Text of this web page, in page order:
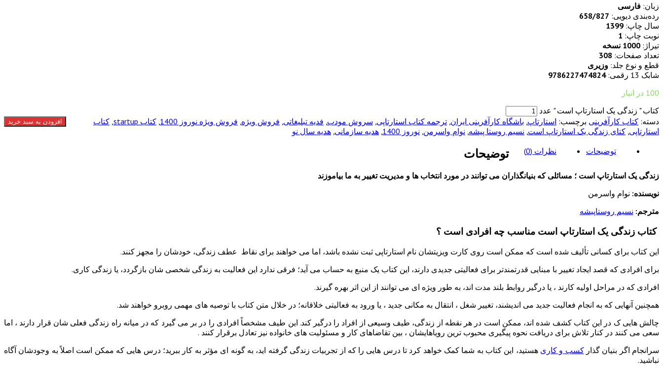
زبان: فارسی
رده‌بندی دیویی: 658/827
سال چاپ: 1399
نوبت چاپ: 1
تیراژ: 1000 نسخه
تعداد صفحات: 308
قطع و نوع جلد: وزیری
شابک 13 رقمی:
9786227474824
100 در انبار
کتاب " زندگی یک استارتاپ است " عدد
افزودن به سبد خرید دسته: کتاب کارآفرینی برچسب: استارتاپ باشگاه کارآفرینی ایران ترجمه کتاب استارتاپی سروش مودب فدیه تبلیغاتی فروش ویژه فروش ویژه نوروز 1400 کتاب startup
کتاب
استارتاپی کتای زندگی یک استارتاپ است نسیم روستا پیشه نوام واسرمن نوروز 1400 هدیه سازمانی هدیه سال نو
توضیحات
نظرات (0) توضیحات
زندگی یک استارتاپ است ؛ مسائلی که بنیانگذاران می توانند در مورد انتخاب ها و مدیریت تغییر به ما بیاموزند
نویسنده: نوام واسرمن
مترجم: نسیم روستاپیشه
کتاب زندگی یک استارتاپ است مناسب چه افرادی است ؟
این کتاب برای کسانی تألیف شده است که ممکن است روی کارت ویزیتشان نام استارتاپی ثبت نشده باشد، اما می خواهند برای نقاط عطف زندگی، خودشان را مجهز کنند.
برای افرادی که قصد ایجاد تغییر با مبنایی قدرتمندتر برای فعالیتی جدیدی دارند، این کتاب یک منبع به حساب می آید؛ فرقی ندارد این فعالیت به زندگی شخصی شان بازگردد، یا زندگی کاری.
افرادی که در مراحل اولیه کارند ، یا درگیر روابط بلند مدت اند، به طور ویژه ای می توانند از این اثر بهره گیرند.
همچنین آنهایی که به انجام فعالیت جدید می اندیشند، تغییر شغل ، انتقال به مکانی جدید ، یا ورود به فعالیتی خلاقانه؛ در خلال متن کتاب با توصیه های مهمی روبرو خواهند شد.
چالش هایی ک در این کتاب کشف شده اند، ممکن است در هر نقطه از زندگی، طیف وسیعی از افراد را درگیر کند. این طیف مشخصاً افرادی را در بر می گیرد که در میانه راه زندگی فعلی شان قرار دارند ، اما
سعی می کنند در کنار تلاش برای دریافت نحوه پیگیری محبوب ترین رویاهایشان ، بین تقاضاهای کار و مسئولیت های خانواده نیز تعادل برقرار کنند .
سرانجام اگر بنیان گذارکسب و کاری هستید، این کتاب به شما کمک خواهد کرد تا درس هایی را که از تجربیات زندگی گرفته اید، به گونه ای مؤثر به کار ببرید؛ درس هایی که ممکن است اصلاً به وجودشان آگاه
نباشید.